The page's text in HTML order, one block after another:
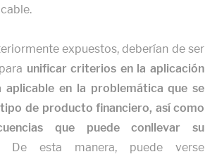
expuestos, deberían de ser
unificar criterios en la aplicación
aplicable en la problemática que se
de producto financiero, así como
que puede conllevar su
De esta manera, puede verse